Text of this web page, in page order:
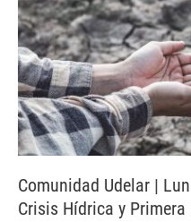
Comunidad Udelar |
Crisis Hídrica y Primera